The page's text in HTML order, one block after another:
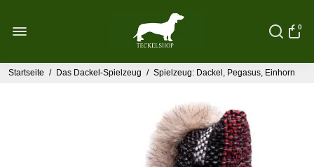
0
Startseite / Das Dackel-Spielzeug / Spielzeug: Dackel, Pegasus, Einhorn